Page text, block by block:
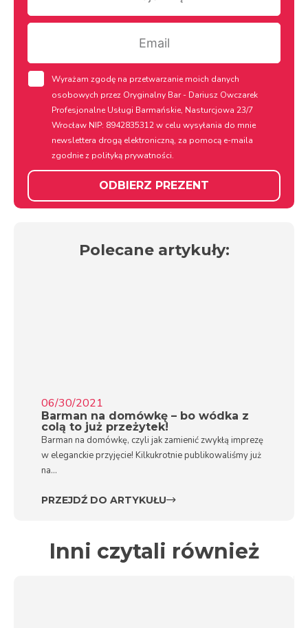
Email
rodo
Wyrażam zgodę na przetwarzanie moich danych
osobowych przez Oryginalny Bar - Dariusz Owczarek
Profesjonalne Usługi Barmańskie, Nasturcjowa 23/7
Wrocław NIP: 8942835312 w celu wysyłania do mnie
newslettera drogą elektroniczną, za pomocą e-maila
zgodnie z polityką prywatności.
ODBIERZ PREZENT
Polecane artykuły:
06/30/2021
Barman na domówkę – bo wódka z
colą to już przeżytek!
Barman na domówkę, czyli jak zamienić zwykłą imprezę
w eleganckie przyjęcie! Kilkukrotnie publikowaliśmy już
na...
PRZEJDŹ DO ARTYKUŁU
Inni czytali również